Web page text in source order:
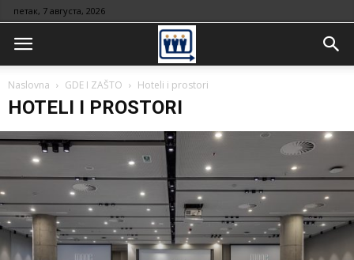
петак, 7 августа, 2026
Naslovna GDE I ZAŠTO Hoteli i prostori
HOTELI I PROSTORI